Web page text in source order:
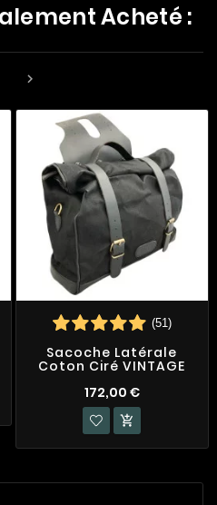
Acheté :

(51)
Sacoche Latérale
Coton Ciré VINTAGE
172,00 €
